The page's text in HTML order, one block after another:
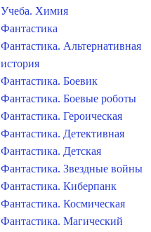
Учеба. Химия
Фантастика
Фантастика. Альтернативная
история
Фантастика. Боевик
Фантастика. Боевые роботы
Фантастика. Героическая
Фантастика. Детективная
Фантастика. Детская
Фантастика. Звездные войны
Фантастика. Киберпанк
Фантастика. Космическая
Фантастика. Магический